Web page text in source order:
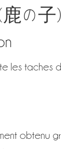
鹿の
les taches
obtenu